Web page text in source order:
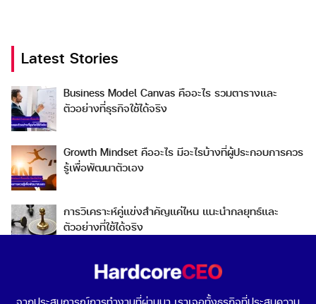
Search
for:
Search
Latest Stories
Business Model Canvas คืออะไร รวมตารางและ
ตัวอย่างที่ธุรกิจใช้ได้จริง
Growth Mindset คืออะไร มีอะไรบ้างที่ผู้ประกอบการควร
รู้เพื่อพัฒนาตัวเอง
การวิเคราะห์คู่แข่งสำคัญแค่ไหน แนะนำกลยุทธ์และ
ตัวอย่างที่ใช้ได้จริง
Go To Market คืออะไร เลือกกลยุทธ์การเข้าสู่ตลาดต่าง